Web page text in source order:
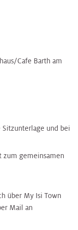
Cafe Barth am
Sitzunterlage und bei
zum gemeinsamen
über My Isi Town
Mail an